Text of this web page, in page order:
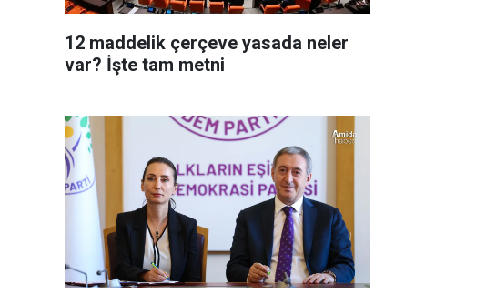
12 maddelik çerçeve yasada neler
var? İşte tam metni